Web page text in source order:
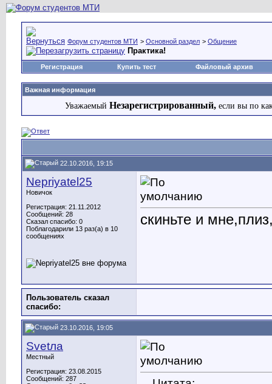
Форум студентов МТИ > Основной раздел > Общение
Практика!
Регистрация Купить тест Файловый архив
Важная информация
Уважаемый Незарегистрированный, если вы по
22.10.2016, 19:15
Nepriyatel25
Новичок
Регистрация: 21.11.2012
Сообщений: 28
Сказал спасибо: 0
Поблагодарили 13 раз(а) в 10
сообщениях
скиньте и
Пользователь сказал
cпасибо:
23.10.2016, 19:05
Svetла
Местный
Регистрация: 23.08.2015
Сообщений: 287